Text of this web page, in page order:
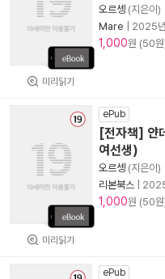
미리읽기
오르셍 (지은이)
Mare
2025
1,000원 (50
미리읽기
ePub
[전자책] 얀
여선생)
오르셍 (지은이)
리본북스
1,000원 (50
ePub